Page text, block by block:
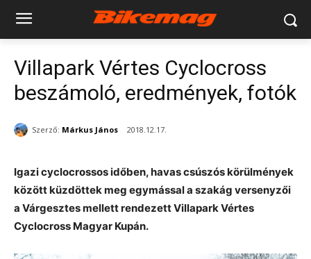
Villapark Vértes Cyclocross
beszámoló, eredmények, fotók
Szerző: Márkus János 2018.12.17.
Igazi cyclocrossos időben, havas csúszós körülmények
között küzdöttek meg egymással a szakág versenyzői
a Várgesztes mellett rendezett Villapark Vértes
Cyclocross Magyar Kupán.